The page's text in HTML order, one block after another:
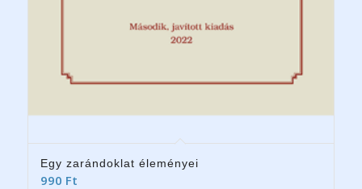
Egy zarándoklat éleményei
990 Ft